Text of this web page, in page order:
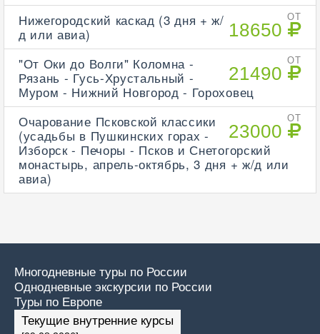
ОТ
18650
Нижегородский каскад (3 дня + ж/
д или авиа)
ОТ
21490
"От Оки до Волги" Коломна -
Рязань - Гусь-Хрустальный -
Муром - Нижний Новгород - Гороховец
ОТ
23000
Очарование Псковской классики
(усадьбы в Пушкинских горах -
Изборск - Печоры - Псков и Снетогорский
монастырь, апрель-октябрь, 3 дня + ж/д или
авиа)
Многодневные туры по России
Однодневные экскурсии по России
Туры по Европе
Текущие внутренние курсы